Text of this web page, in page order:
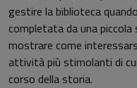
gestire la biblioteca
completata da una
mostrare come
attività più stimolanti di
corso della storia.